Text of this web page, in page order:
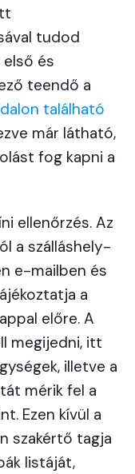
tudod
első és
teendő a
található
már látható,
fog kapni a
ellenőrzés. Az
a szálláshely-
e-mailben és
a
előre. A
megijedni, itt
illetve a
mérik fel a
Ezen kívül a
szakértő tagja
listáját,